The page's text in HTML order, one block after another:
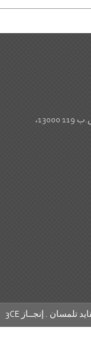
22، شارع أبي عياد عبد الكريم نهج باستور ص.ب 119 13000،
3CE